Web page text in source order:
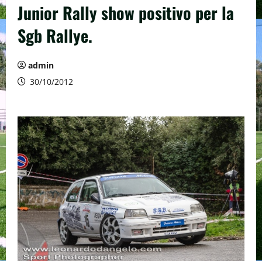
Junior Rally show positivo per la
Sgb Rallye.
admin
30/10/2012